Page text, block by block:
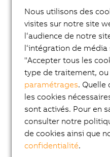
8MS-4 synchronous
ACOPOSmotor
Servomoteurs 8WSA
Motoréducteurs 8WSB
Moteurs synchrones
Motoréducteurs 8LVB
Moteurs synchrones
Moteurs synchrones 8LS
Nous utilisons des
visites sur notre site
l‘audience de notre
l‘intégration de
"Accepter tous les
type de traitement,
paramétrages. Quelle
les cookies
sont activés. Pour en
consulter notre
de cookies ainsi que
confidentialité.